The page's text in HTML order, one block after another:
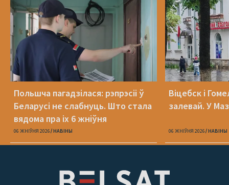
Польшча пагадзілася: рэпрэсіі ў
Беларусі не слабнуць. Што стала
вядома пра іх 6 жніўня
06 ЖНІЎНЯ 2026 НАВІНЫ
Віцебск і
залевай. У
06 ЖНІЎНЯ 2026 НАВІНЫ